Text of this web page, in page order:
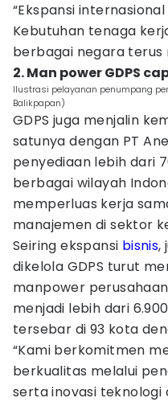
“Ekspansi
Kebutuhan tenaga
berbagai negara terus
2. Man power GDPS
Ilustrasi pelayanan penumpang
Balikpapan)
GDPS juga menjalin
satunya dengan PT
penyediaan lebih dari
berbagai wilayah
memperluas kerja
manajemen di sektor
Seiring ekspansi bisnis,
dikelola GDPS turut
manpower
menjadi lebih dari
tersebar di 93 kota
“Kami berkomitmen
berkualitas melalui
serta inovasi teknologi